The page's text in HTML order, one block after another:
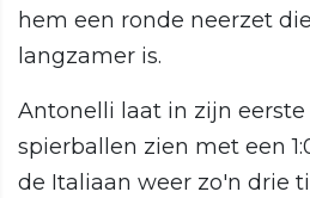
hem een ronde neerzet
langzamer is.
Antonelli laat in zijn
spierballen zien met een
de Italiaan weer zo'n drie